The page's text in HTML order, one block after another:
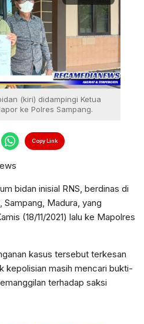
(kiri) didampingi Ketua
ke Polres Sampang.
Copy Link
bidan inisial RNS, berdinas di
Sampang, Madura, yang
(18/11/2021) lalu ke Mapolres
kasus tersebut terkesan
kepolisian masih mencari bukti-
terhadap saksi